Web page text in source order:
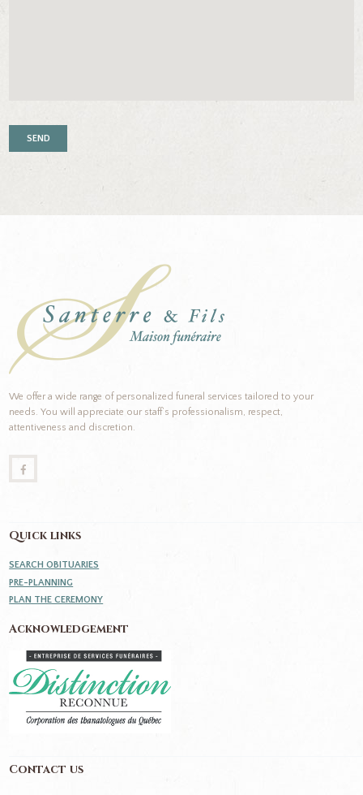
We offer a wide range of personalized funeral services tailored to your
needs. You will appreciate our staff’s professionalism, respect,
attentiveness and discretion.
Quick links
SEARCH OBITUARIES
PRE-PLANNING
PLAN THE CEREMONY
Acknowledgement
Contact us